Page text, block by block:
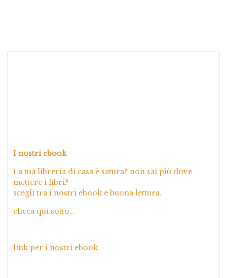
I nostri ebook
La tua libreria di casa è satura? non sai più dove
mettere i libri?
scegli tra i nostri ebook e buona lettura.
clicca qui sotto…
link per i nostri ebook